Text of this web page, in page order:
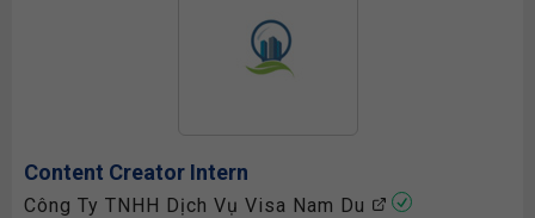
Content Creator Intern
Công Ty TNHH Dịch Vụ Visa Nam Du